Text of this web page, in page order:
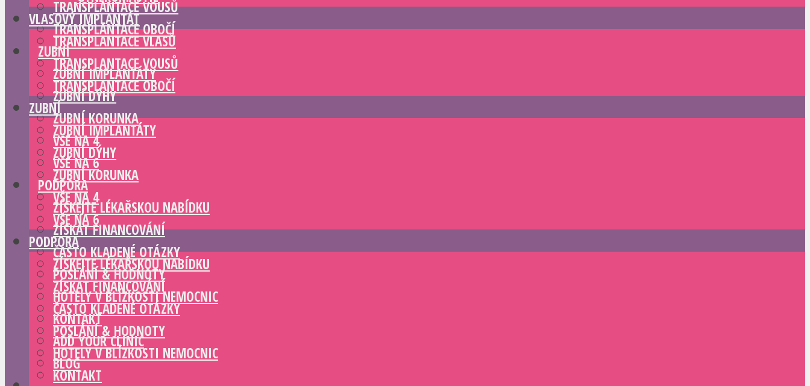
TRANSPLANTACE VOUSŮ
TRANSPLANTACE OBOČÍ
ZUBNÍ
ZUBNÍ IMPLANTÁTY
ZUBNÍ DÝHY
ZUBNÍ KORUNKA
VŠE NA 4
VŠE NA 6
PODPORA
ZÍSKEJTE LÉKAŘSKOU NABÍDKU
ZÍSKAT FINANCOVÁNÍ
ČASTO KLADENÉ OTÁZKY
POSLÁNÍ & HODNOTY
HOTELY V BLÍZKOSTI NEMOCNIC
KONTAKT
ADD YOUR CLINIC
BLOG
VLASOVÝ IMPLANTÁT
TRANSPLANTACE VLASŮ
TRANSPLANTACE VOUSŮ
TRANSPLANTACE OBOČÍ
ZUBNÍ
ZUBNÍ IMPLANTÁTY
ZUBNÍ DÝHY
ZUBNÍ KORUNKA
VŠE NA 4
VŠE NA 6
PODPORA
ZÍSKEJTE LÉKAŘSKOU NABÍDKU
ZÍSKAT FINANCOVÁNÍ
ČASTO KLADENÉ OTÁZKY
POSLÁNÍ & HODNOTY
HOTELY V BLÍZKOSTI NEMOCNIC
KONTAKT